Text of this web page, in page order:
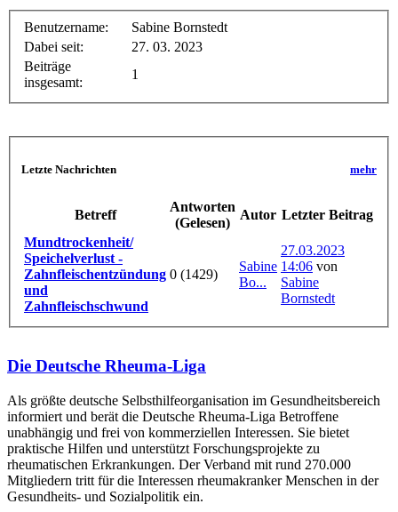
Benutzername:
Sabine Bornstedt
Dabei seit:
27. 03. 2023
Beiträge
insgesamt:
1
Letzte Nachrichten mehr
Betreff
Antworten
(Gelesen)
Autor Letzter Beitrag
Mundtrockenheit/
Speichelverlust -
Zahnfleischentzündung
und
Zahnfleischschwund
0 (1429)
Sabine
Bo...
27.03.2023
14:06 von
Sabine
Bornstedt
Die Deutsche Rheuma-Liga
Als größte deutsche Selbsthilfe­organisation im Gesundheitsbereich
informiert und berät die Deutsche Rheuma-Liga Betroffene
unabhängig und frei von kommerziellen Interessen. Sie bietet
praktische Hilfen und unterstützt Forschungsprojekte zu
rheumatischen Erkrankungen. Der Verband mit rund 270.000
Mitgliedern tritt für die Interessen rheumakranker Menschen in der
Gesundheits- und Sozialpolitik ein.